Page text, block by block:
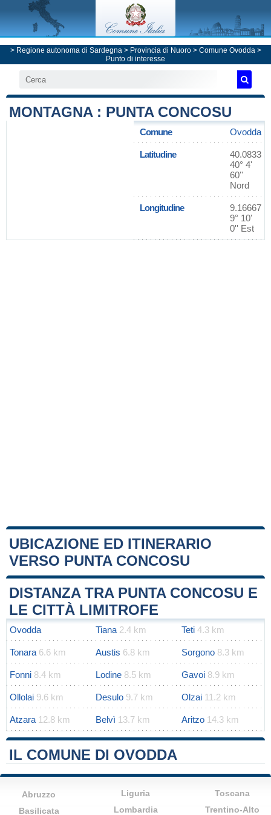
> Regione autonoma di Sardegna> Provincia di Nuoro> Comune Ovodda>
Punto di interesse
MONTAGNA : PUNTA CONCOSU
Comune Ovodda
Latitudine
40.0833
40° 4'
60''
Nord
Longitudine
9.16667
9° 10'
0'' Est
UBICAZIONE ED ITINERARIO
VERSO PUNTA CONCOSU
+
−
Leaflet|Map data ©OpenStreetMap
DISTANZA TRA PUNTA CONCOSU E
LE CITTÀ LIMITROFE
Ovodda Tiana 2.4 km Teti 4.3 km
Tonara 6.6 km Austis 6.8 km Sorgono 8.3 km
Fonni 8.4 km Lodine 8.5 km Gavoi 8.9 km
Ollolai 9.6 km Desulo 9.7 km Olzai 11.2 km
Atzara 12.8 km Belvì 13.7 km Aritzo 14.3 km
IL COMUNE DI OVODDA
Abruzzo
Basilicata
Liguria
Lombardia
Toscana
Trentino-Alto